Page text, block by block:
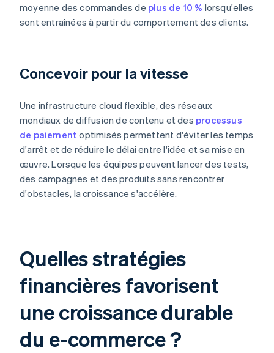
moyenne des commandes de plus de 10 % lorsqu'elles
sont entraînées à partir du comportement des clients.
Concevoir pour la vitesse
Une infrastructure cloud flexible, des réseaux
mondiaux de diffusion de contenu et des processus
de paiement optimisés permettent d'éviter les temps
d'arrêt et de réduire le délai entre l'idée et sa mise en
œuvre. Lorsque les équipes peuvent lancer des tests,
des campagnes et des produits sans rencontrer
d'obstacles, la croissance s'accélère.
Quelles stratégies
financières favorisent
une croissance durable
du e-commerce ?